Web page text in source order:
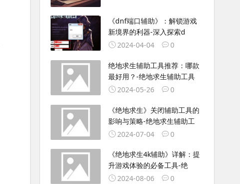
《dnf端口辅助》：解锁游戏
新境界的利器-深入探索d
2024-04-04
0
绝地求生辅助工具推荐：哪款
最好用？-绝地求生辅助工具
2024-05-26
0
《绝地求生》关闭辅助工具的
影响与策略-绝地求生辅助工
2024-07-04
0
《绝地求生4k辅助》详解：提
升游戏体验的必备工具-绝
2024-08-06
0